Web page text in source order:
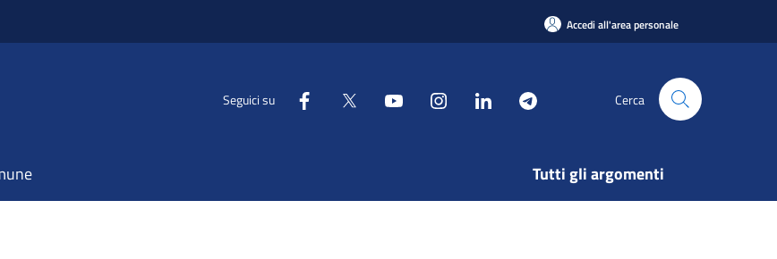
Accedi all'area personale
Seguici su Cerca
Tutti gli argomenti